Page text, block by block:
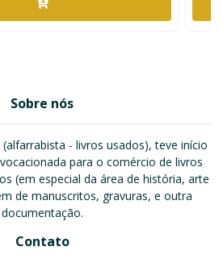
Sobre nós
- livros usados), teve início
para o comércio de livros
(em especial da área de história, arte
de manuscritos, gravuras, e outra
documentação.
Contato